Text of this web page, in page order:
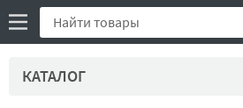
КАТАЛОГ